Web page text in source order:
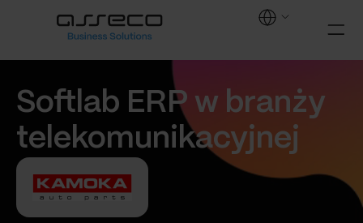
Softlab ERP w branży
telekomunikacyjnej